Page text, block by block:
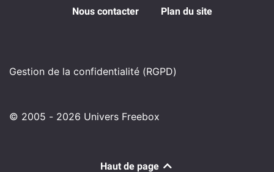
Nous contacter Plan du site
Gestion de la confidentialité (RGPD)
© 2005 - 2026 Univers Freebox
Haut de page